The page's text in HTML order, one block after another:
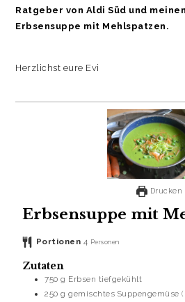
Ratgeber von Aldi Süd und
Erbsensuppe mit Mehlspatzen.
Herzlichst eure Evi
Drucken
Erbsensuppe mit
Portionen 4 Personen
Zutaten
750 g Erbsen tiefgekühlt
250 g gemischtes Suppengemüse